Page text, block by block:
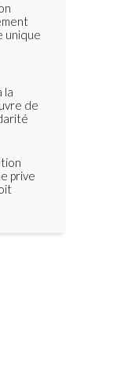
unique
la
de
prive